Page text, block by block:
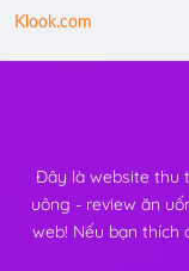
Klook.com
Đây là website thu
uông - review ăn
web! Nếu bạn thích